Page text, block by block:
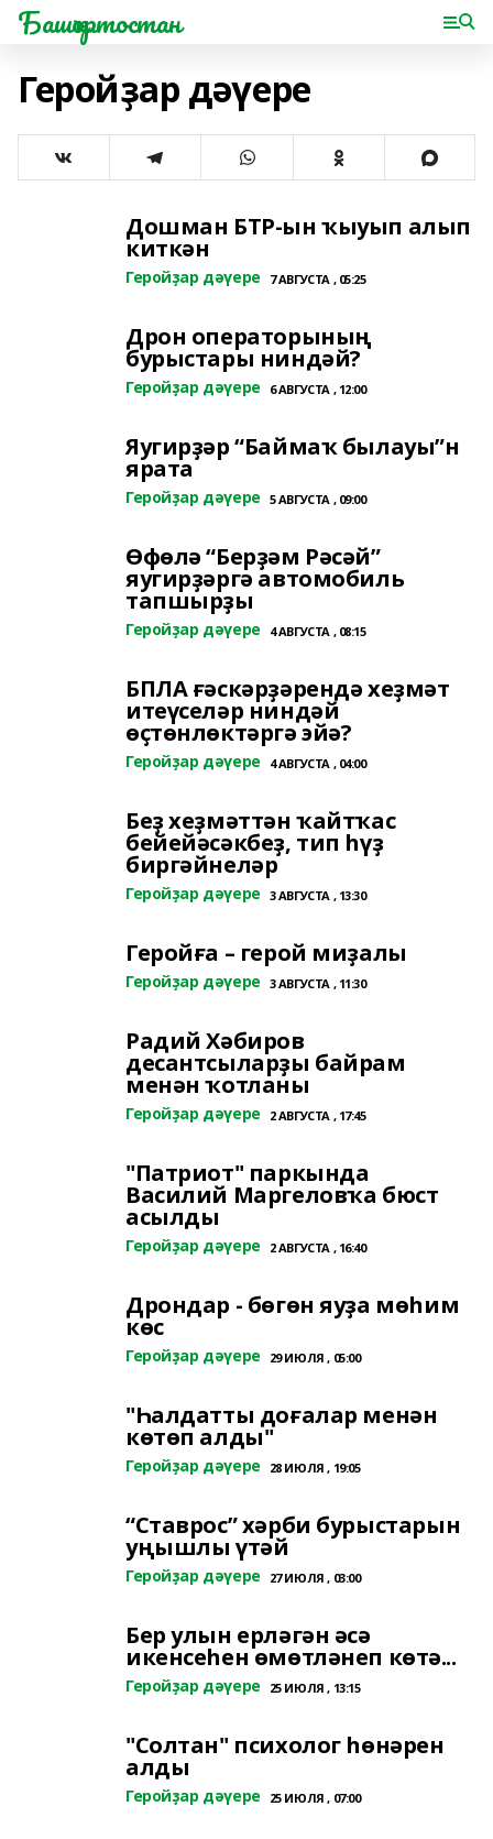
Башҡортостан
Геройҙар дәүере
Дошман БТР-ын ҡыуып алып
киткән
Геройҙар дәүере 7 АВГУСТА , 05:25
Дрон операторының
бурыстары ниндәй?
Геройҙар дәүере 6 АВГУСТА , 12:00
Яугирҙәр “Баймаҡ былауы”н
ярата
Геройҙар дәүере 5 АВГУСТА , 09:00
Өфөлә “Берҙәм Рәсәй”
яугирҙәргә автомобиль
тапшырҙы
Геройҙар дәүере 4 АВГУСТА , 08:15
БПЛА ғәскәрҙәрендә хеҙмәт
итеүселәр ниндәй
өҫтөнлөктәргә эйә?
Геройҙар дәүере 4 АВГУСТА , 04:00
Беҙ хеҙмәттән ҡайтҡас
бейейәсәкбеҙ, тип һүҙ
биргәйнеләр
Геройҙар дәүере 3 АВГУСТА , 13:30
Геройға – герой миҙалы
Геройҙар дәүере 3 АВГУСТА , 11:30
Радий Хәбиров
десантсыларҙы байрам
менән ҡотланы
Геройҙар дәүере 2 АВГУСТА , 17:45
"Патриот" паркында
Василий Маргеловҡа бюст
асылды
Геройҙар дәүере 2 АВГУСТА , 16:40
Дрондар - бөгөн яуҙа мөһим
көс
Геройҙар дәүере 29 ИЮЛЯ , 05:00
"Һалдатты доғалар менән
көтөп алды"
Геройҙар дәүере 28 ИЮЛЯ , 19:05
“Ставрос” хәрби бурыстарын
уңышлы үтәй
Геройҙар дәүере 27 ИЮЛЯ , 03:00
Бер улын ерләгән әсә
икенсеһен өмөтләнеп көтә...
Геройҙар дәүере 25 ИЮЛЯ , 13:15
"Солтан" психолог һөнәрен
алды
Геройҙар дәүере 25 ИЮЛЯ , 07:00